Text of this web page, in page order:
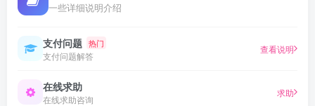
一些详细说明介绍
支付问题 热门
支付问题解答
查看说明
在线求助
在线求助咨询
求助